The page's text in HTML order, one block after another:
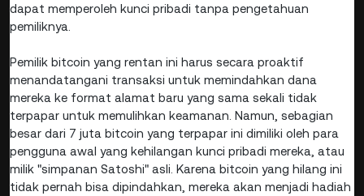
dapat memperoleh kunci pribadi tanpa pengetahuan
pemiliknya.
Pemilik bitcoin yang rentan ini harus secara proaktif
menandatangani transaksi untuk memindahkan dana
mereka ke format alamat baru yang sama sekali tidak
terpapar untuk memulihkan keamanan. Namun, sebagian
besar dari 7 juta bitcoin yang terpapar ini dimiliki oleh para
pengguna awal yang kehilangan kunci pribadi mereka, atau
milik "simpanan Satoshi" asli. Karena bitcoin yang hilang ini
tidak pernah bisa dipindahkan, mereka akan menjadi hadiah